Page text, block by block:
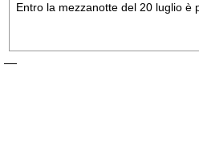
Entro la mezzanotte del 20 luglio è